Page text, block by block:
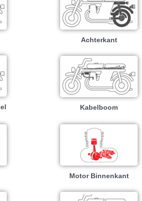
Achterkant
Kabelboom
Motor Binnenkant